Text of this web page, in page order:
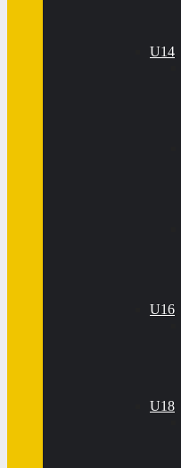
U14
U16
U18